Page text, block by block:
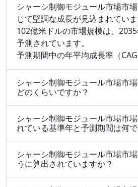
シャーシ制御モジュール市場市
じて堅調な成長が見込まれていま
102億米ドルの市場規模は、
予測されています。
予測期間中の年平均成長率（
シャーシ制御モジュール市場市
どのくらいですか？
シャーシ制御モジュール市場市
れている基準年と予測期間は何
シャーシ制御モジュール市場市
うに算出されていますか？